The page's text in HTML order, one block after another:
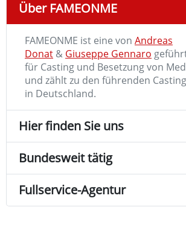
Über FAMEONME
FAMEONME ist eine von Andreas
Donat & Giuseppe Gennaro
für Casting und Besetzung von
und zählt zu den führenden
in Deutschland.
Hier finden Sie uns
Bundesweit tätig
Fullservice-Agentur